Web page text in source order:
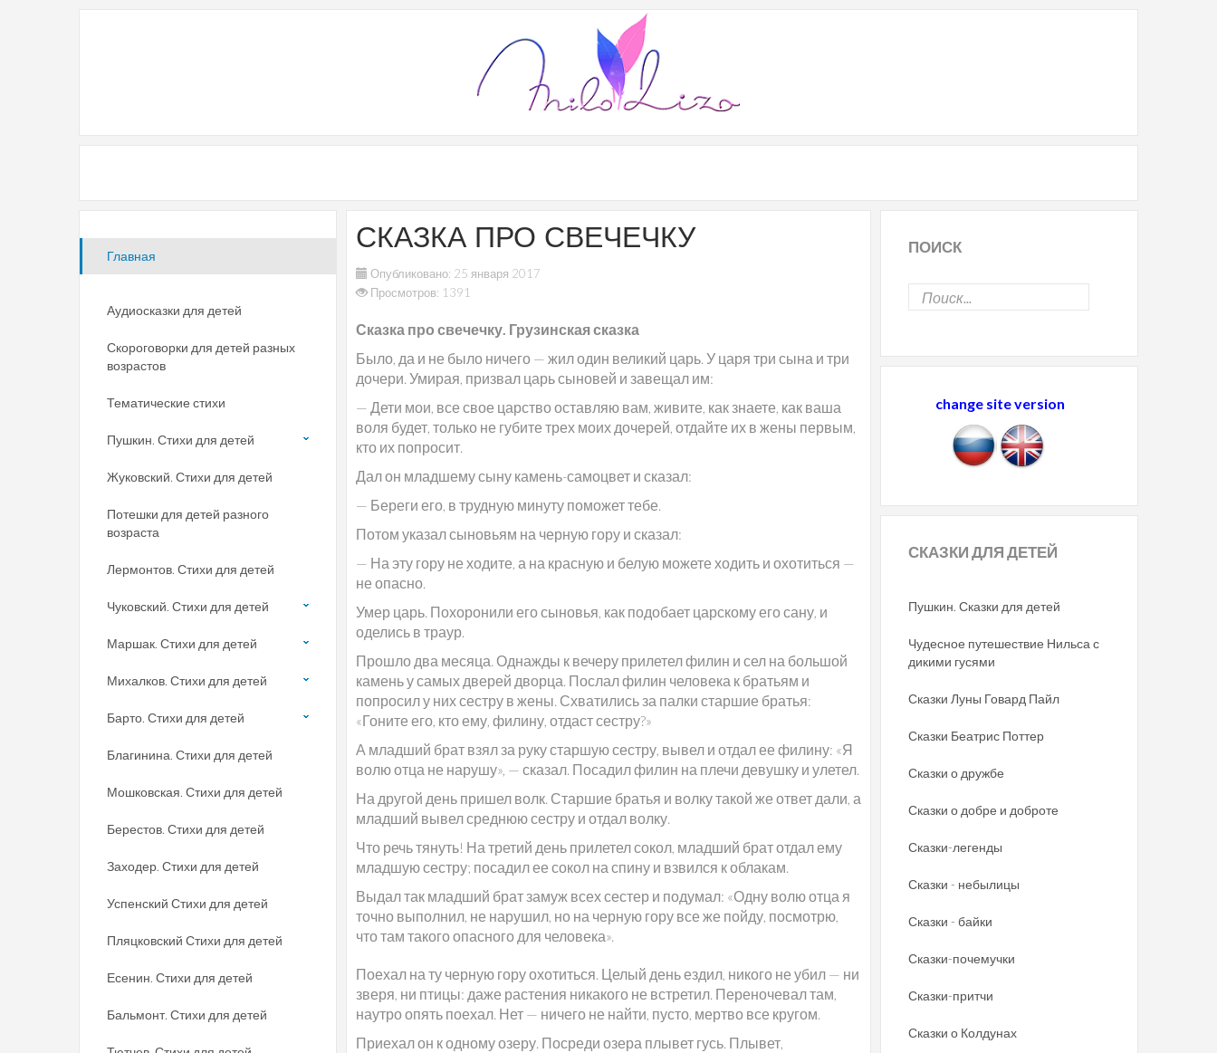
СКАЗКА ПРО СВЕЧЕЧКУ
Опубликовано: 25 января 2017
Просмотров: 1391
Сказка про свечечку. Грузинская сказка
Было, да и не было ничего — жил один великий царь. У царя три сына и три
дочери. Умирая, призвал царь сыновей и завещал им:
— Дети мои, все свое царство оставляю вам, живите, как знаете, как ваша
воля будет, только не губите трех моих дочерей, отдайте их в жены первым,
кто их попросит.
Дал он младшему сыну камень-самоцвет и сказал:
— Береги его, в трудную минуту поможет тебе.
Потом указал сыновьям на черную гору и сказал:
— На эту гору не ходите, а на красную и белую можете ходить и охотиться —
не опасно.
Умер царь. Похоронили его сыновья, как подобает царскому его сану, и
оделись в траур.
Прошло два месяца. Однажды к вечеру прилетел филин и сел на большой
камень у самых дверей дворца. Послал филин человека к братьям и
попросил у них сестру в жены. Схватились за палки старшие братья:
«Гоните его, кто ему, филину, отдаст сестру?»
А младший брат взял за руку старшую сестру, вывел и отдал ее филину: «Я
волю отца не нарушу», — сказал. Посадил филин на плечи девушку и улетел.
На другой день пришел волк. Старшие братья и волку такой же ответ дали, а
младший вывел среднюю сестру и отдал волку.
Что речь тянуть! На третий день прилетел сокол, младший брат отдал ему
младшую сестру; посадил ее сокол на спину и взвился к облакам.
Выдал так младший брат замуж всех сестер и подумал: «Одну волю отца я
точно выполнил, не нарушил, но на черную гору все же пойду, посмотрю,
что там такого опасного для человека».
Поехал на ту черную гору охотиться. Целый день ездил, никого не убил — ни
зверя, ни птицы: даже растения никакого не встретил. Переночевал там,
наутро опять поехал. Нет — ничего не найти, пусто, мертво все кругом.
Приехал он к одному озеру. Посреди озера плывет гусь. Плывет,
Главная
Аудиосказки для детей
Скороговорки для детей разных
возрастов
Тематические стихи
Пушкин. Стихи для детей
Жуковский. Стихи для детей
Потешки для детей разного
возраста
Лермонтов. Стихи для детей
Чуковский. Стихи для детей
Маршак. Стихи для детей
Михалков. Стихи для детей
Барто. Стихи для детей
Благинина. Стихи для детей
Мошковская. Стихи для детей
Берестов. Стихи для детей
Заходер. Стихи для детей
Успенский Стихи для детей
Пляцковский Стихи для детей
Есенин. Стихи для детей
Бальмонт. Стихи для детей
ПОИСК
change site version
СКАЗКИДЛЯ ДЕТЕЙ
Пушкин. Сказки для детей
Чудесное путешествие Нильса с
дикими гусями
Сказки Луны Говард Пайл
Сказки Беатрис Поттер
Сказки о дружбе
Сказки о добре и доброте
Сказки-легенды
Сказки - небылицы
Сказки - байки
Сказки-почемучки
Сказки-притчи
Сказки о Колдунах